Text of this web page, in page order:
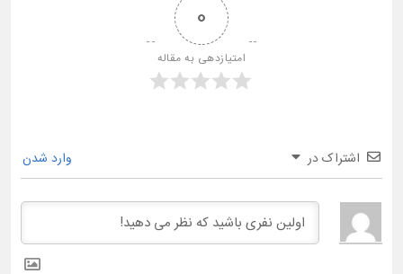
0
امتیازدهی به مقاله
اشتراک در وارد شدن